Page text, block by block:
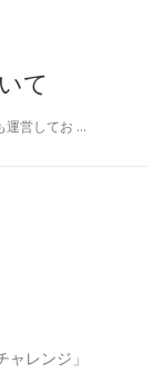
て
運営してお …
レンジ」